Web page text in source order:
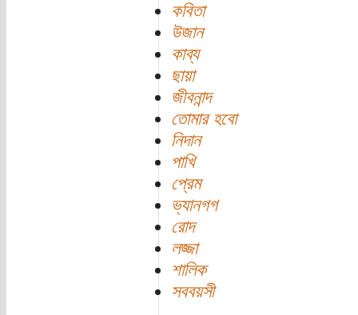
কবিতা
উজান
কাব্য
ছায়া
জীবনান্দ
তোমার হবো
নিদান
পাখি
প্রেম
ভ্যানগগ
রোদ
লজ্জা
শালিক
সববয়সী